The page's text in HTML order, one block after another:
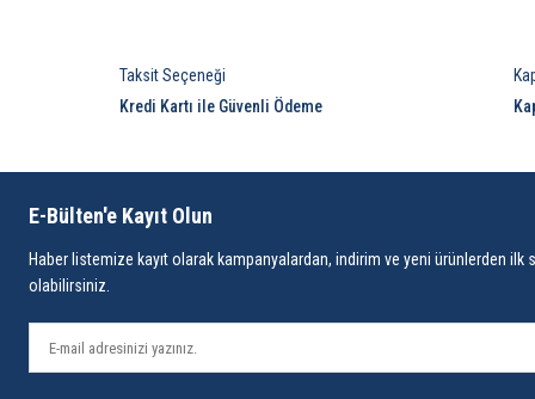
Taksit Seçeneği
Kredi Kartı ile Güvenli Ödeme
E-Bülten'e Kayıt Olun
Haber listemize kayıt olarak kampanyalardan, indirim ve yeni ürünlerden ilk
olabilirsiniz.